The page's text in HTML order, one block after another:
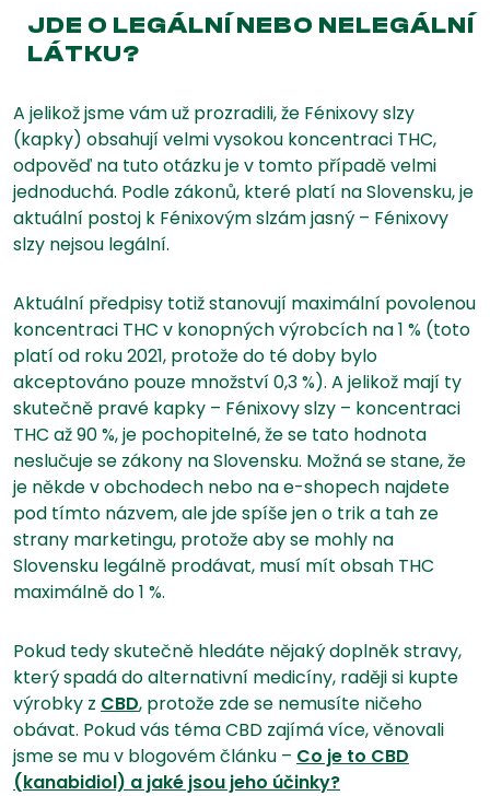
JDE O LEGÁLNÍ NEBO NELEGÁLNÍ
LÁTKU?
A jelikož jsme vám už prozradili, že Fénixovy slzy
(kapky) obsahují velmi vysokou koncentraci THC,
odpověď na tuto otázku je v tomto případě velmi
jednoduchá. Podle zákonů, které platí na Slovensku, je
aktuální postoj k Fénixovým slzám jasný – Fénixovy
slzy nejsou legální.
Aktuální předpisy totiž stanovují maximální povolenou
koncentraci THC v konopných výrobcích na 1 % (toto
platí od roku 2021, protože do té doby bylo
akceptováno pouze množství 0,3 %). A jelikož mají ty
skutečně pravé kapky – Fénixovy slzy – koncentraci
THC až 90 %, je pochopitelné, že se tato hodnota
neslučuje se zákony na Slovensku. Možná se stane, že
je někde v obchodech nebo na e-shopech najdete
pod tímto názvem, ale jde spíše jen o trik a tah ze
strany marketingu, protože aby se mohly na
Slovensku legálně prodávat, musí mít obsah THC
maximálně do 1 %.
Pokud tedy skutečně hledáte nějaký doplněk stravy,
který spadá do alternativní medicíny, raději si kupte
výrobky z CBD, protože zde se nemusíte ničeho
obávat. Pokud vás téma CBD zajímá více, věnovali
jsme se mu v blogovém článku – Co je to CBD
(kanabidiol) a jaké jsou jeho účinky?